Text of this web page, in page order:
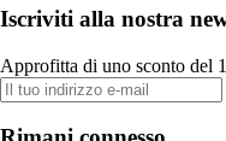
Iscriviti alla nostra
Approfitta di uno sconto del